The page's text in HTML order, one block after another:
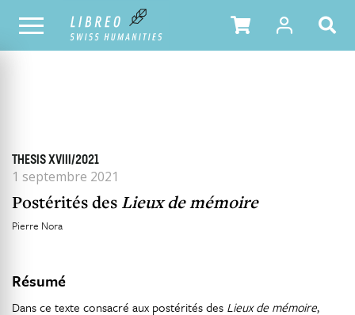
TOUS LES NUMÉROS SOMMAIRE DU NUMÉRO
THESIS XVIII/2021
1 septembre 2021
Postérités des Lieux de mémoire
Pierre Nora
Résumé
Dans ce texte consacré aux postérités des Lieux de mémoire,